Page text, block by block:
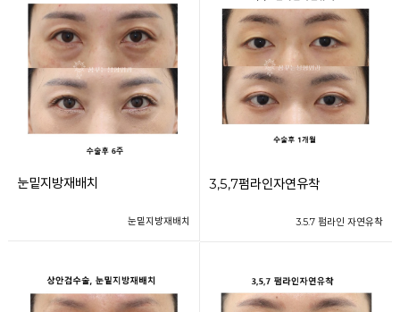
눈밑지방재배치
눈밑지방재배치
3,5,7펌라인자연유착
3.5.7 펌라인 자연유착